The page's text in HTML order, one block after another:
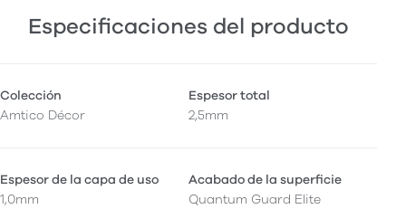
Especificaciones del producto
Colección
Amtico Décor
Espesor total
2,5mm
Espesor de la capa de uso
1,0mm
Acabado de la superficie
Quantum Guard Elite